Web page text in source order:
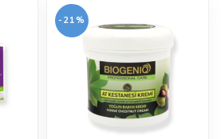
-21%